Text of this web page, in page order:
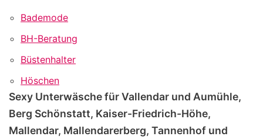
Bademode
BH-Beratung
Büstenhalter
Höschen
Sexy Unterwäsche für Vallendar und Aumühle,
Berg Schönstatt, Kaiser-Friedrich-Höhe,
Mallendar, Mallendarerberg, Tannenhof und